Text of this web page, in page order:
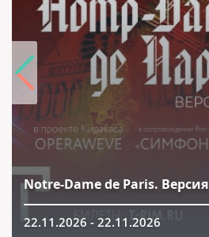
Notre-Dame de Paris. Версия
22.11.2026 - 22.11.2026